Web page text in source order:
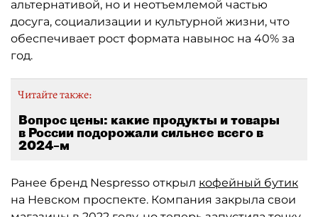
альтернативой, но и неотъемлемой частью
досуга, социализации и культурной жизни, что
обеспечивает рост формата навынос на 40% за
год.
Читайте также:
Вопрос цены: какие продукты и товары
в России подорожали сильнее всего в
2024–м
Ранее бренд Nespresso открыл кофейный бутик
на Невском проспекте. Компания закрыла свои